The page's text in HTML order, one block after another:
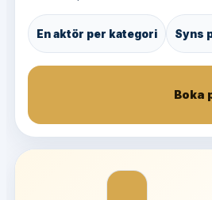
En aktör per kategori Syns
Boka